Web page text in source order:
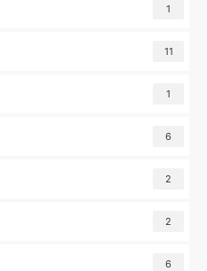
1
11
1
6
2
2
6